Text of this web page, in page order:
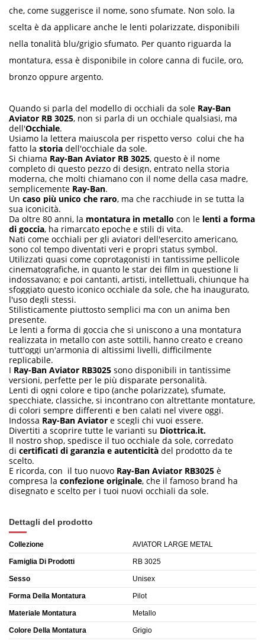
che, come suggerisce il nome, sono sfumate. Non solo. la
scelta è da applicare anche le lenti polarizzate, disponibili
nella tonalità blu/grigio sfumato. Per quanto riguarda la
montatura, essa è disponibile in colore canna di fucile, oro,
bronzo oppure argento.
Quando si parla del modello di occhiali da sole Ray-Ban
Aviator RB 3025, non si parla di un occhiale qualsiasi, ma
dell'Occhiale.
Usiamo la lettera maiuscola per rispetto verso colui che ha
fatto la storia dell'occhiale da sole.
Si chiama Ray-Ban Aviator RB 3025, questo è il nome
completo di questo pezzo di design, entrato nella storia
moderna, che molti chiamano con il nome della casa madre,
semplicemente Ray-Ban.
Un caso più unico che raro, ma che racchiude in se tutta la
sua iconicità.
Da oltre 80 anni, la montatura in metallo con le lenti a forma
di goccia, ha rimarcato epoche e stili di vita.
Nati come occhiali per gli aviatori dell'esercito americano,
sono col tempo diventati veri e propri status symbol.
Utilizzati quasi come coprotagonisti in tantissime pellicole
cinematografiche, in quanto le star dei film in questione li
indossavano; e poi cantanti, artisti, intellettuali, chiunque ha
sfoggiato questo iconico occhiale da sole, che ha inaugurato,
l'uso degli stessi.
Stilisticamente piuttosto semplici ma con un anima ben
presente.
Le lenti a forma di goccia che si uniscono a una montatura
realizzata in metallo con aste sottili, hanno creato e creano
tutt'oggi un'armonia di altissimi livelli, difficilmente
replicabile.
I Ray-Ban Aviator RB3025 sono disponibili in tantissime
versioni, perfette per le più disparate personalità.
Lenti di ogni colore e tipo (anche polarizzate), sfumate,
specchiate, classiche, si incontrano con altrettante montature,
di colori sempre differenti e ben calati nel vivere oggi.
Indossa Ray-Ban Aviator e scegli chi vuoi essere.
Divertiti a scoprire tutte le varianti su Diottrica.it.
Il nostro shop, spedisce il tuo occhiale da sole, corredato
di certificati di garanzia e autenticità del prodotto da te
scelto.
E ricorda, con il tuo nuovo Ray-Ban Aviator RB3025 è
compresa la confezione originale, che il famoso brand ha
disegnato e scelto per i tuoi nuovi occhiali da sole.
Dettagli del prodotto
Collezione AVIATOR LARGE METAL
Famiglia Di Prodotti RB 3025
Sesso Unisex
Forma Della Montatura Pilot
Materiale Montatura Metallo
Colore Della Montatura Grigio